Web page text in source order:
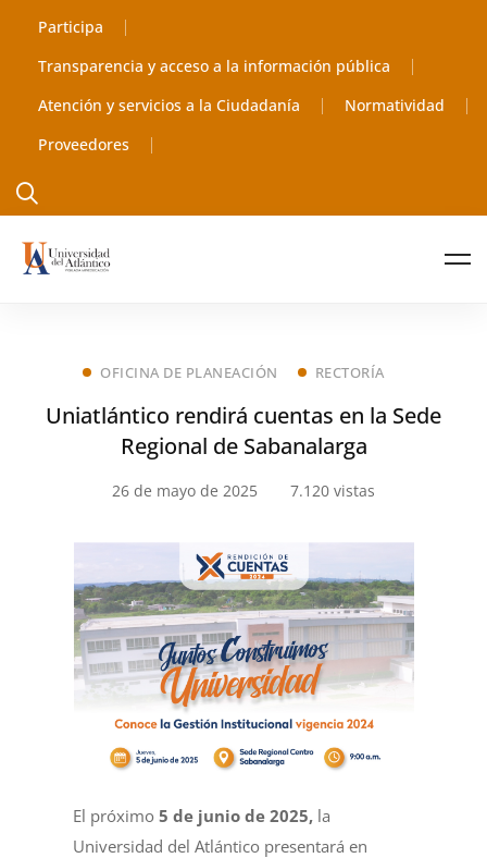
Participa
Transparencia y acceso a la información pública
Atención y servicios a la Ciudadanía
Normatividad
Proveedores
OFICINA DE PLANEACIÓN RECTORÍA
Uniatlántico rendirá cuentas en la Sede
Regional de Sabanalarga
26 de mayo de 2025 7.120 vistas
El próximo5 de junio de 2025, la
Universidad del Atlántico presentará en